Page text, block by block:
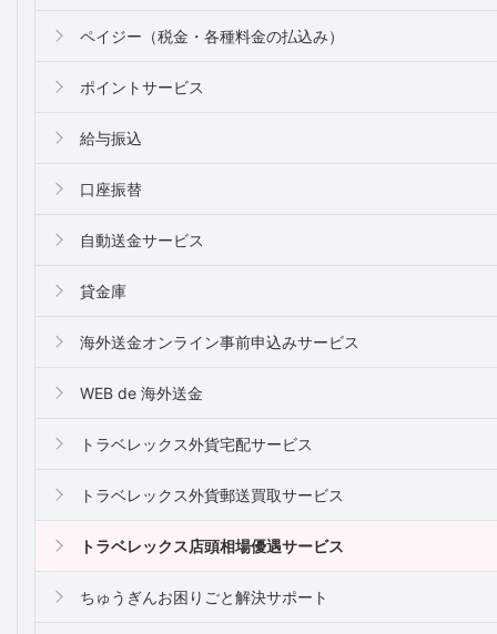
ペイジー（税金・各種料金の払込み）
ポイントサービス
給与振込
口座振替
自動送金サービス
貸金庫
海外送金オンライン事前申込みサービス
WEB de 海外送金
トラベレックス外貨宅配サービス
トラベレックス外貨郵送買取サービス
トラベレックス店頭相場優遇サービス
ちゅうぎんお困りごと解決サポート